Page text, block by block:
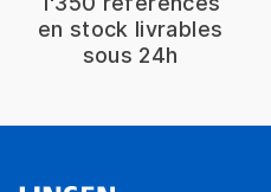
en stock livrables
sous 24h